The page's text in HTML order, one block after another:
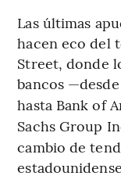
Las últimas
hacen eco del
Street, donde
bancos
hasta Bank of
Sachs Group
cambio de